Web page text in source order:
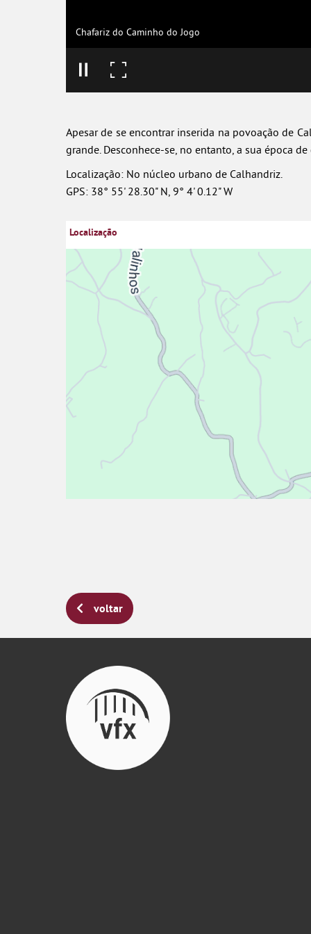
Chafariz do Caminho do Jogo
Apesar de se encontrar inserida na povoação de
grande. Desconhece-se, no entanto, a sua época
Localização: No núcleo urbano de Calhandriz.
GPS: 38° 55' 28.30" N, 9° 4' 0.12" W
voltar